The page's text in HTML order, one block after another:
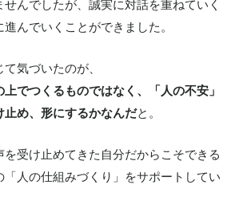
んでしたが、誠実に対話を重ねていく
んでいくことができました。
気づいたのが、
でつくるものではなく、「人の不安」
め、形にするかなんだと。
を受け止めてきた自分だからこそできる
「人の仕組みづくり」をサポートしてい